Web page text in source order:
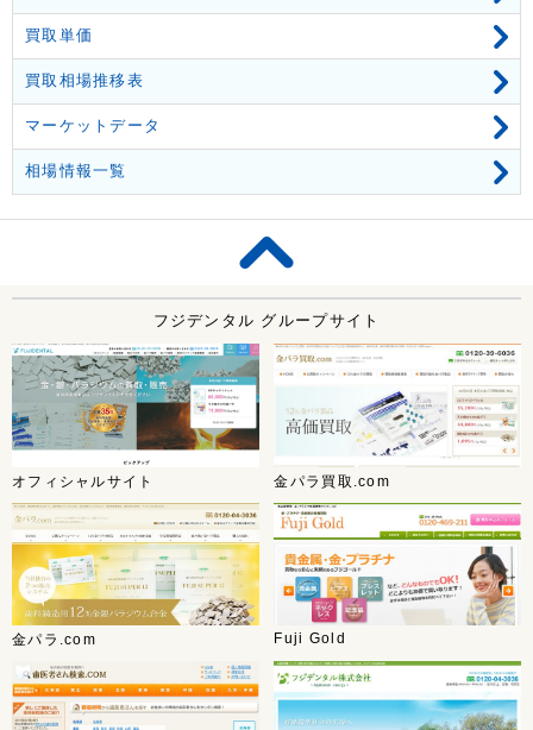
買取単価
買取相場推移表
マーケットデータ
相場情報一覧
フジデンタル グループサイト
オフィシャルサイト 金パラ買取.com
金パラ.com Fuji Gold